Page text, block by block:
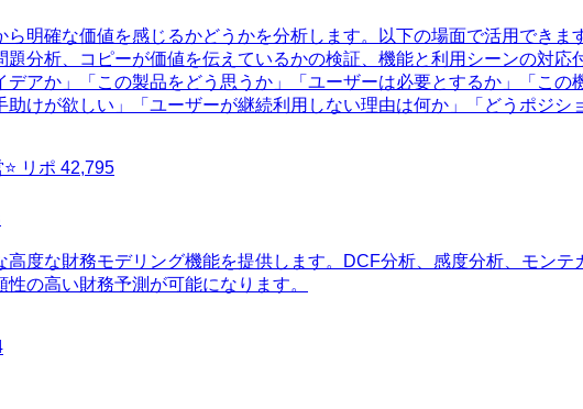
ら明確な価値を感じるかどうかを分析します。以下の場面で活用でき
題分析、コピーが価値を伝えているかの検証、機能と利用シーンの対
アか」「この製品をどう思うか」「ユーザーは必要とするか」「こ
けが欲しい」「ユーザーが継続利用しない理由は何か」「どうポジシ
⭐ リポ 42,795
高度な財務モデリング機能を提供します。DCF分析、感度分析、モン
の高い財務予測が可能になります。